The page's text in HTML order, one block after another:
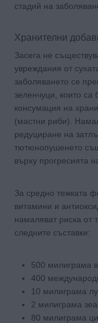
стадий на
Хранителни
Засега не
увреждания от
заболяването се
зеленчуци, които са
консумация на
(мастни риби).
редуциране на
тютюнопушенето
върху прогресията
За средно тежката
витамини и
намаляват риска от
следните съставки:
500 милиграма
400
10 милиграма
2 милиграма
80 милиграма